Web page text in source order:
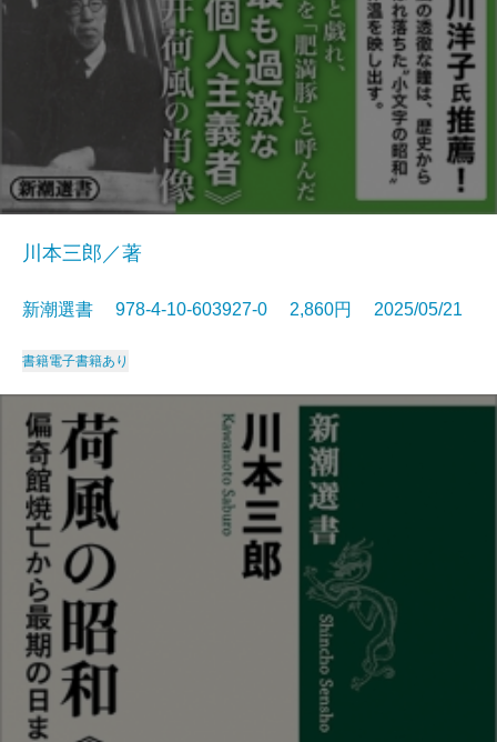
川本三郎／著
新潮選書 978-4-10-603927-0 2,860円 2025/05/21
書籍電子書籍あり